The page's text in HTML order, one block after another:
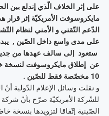
على إثر الخلاف الّذي إندلع بين
مايكروسوفت الأمريكيّة إثر قرار
على مدى واسع داخل الصّين ,
ستعود إلى سالف عهدها من جديد
عن إطلاق مايكروسوفت لنسخة
10 مخصّصة فقط للصّين .
و نقلت وسائل الإعلام الدّولية أنّ
للشّركة الأمريكيّة صرّح بأنّ